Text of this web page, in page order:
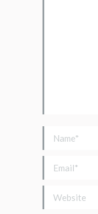
Name *
Email *
Website